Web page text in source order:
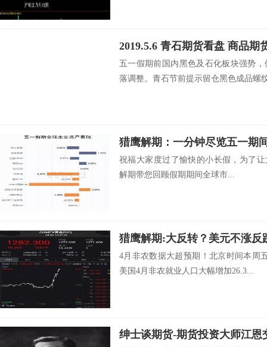
2019.5.6 青石期货看盘 商品期
五一假期前国内黑色及石化板块强势
落调整。青石节前提示留仓黑色成品螺
猎鹰解期：一分钟尽览五一期
祝福大家度过了愉快的小长假，为了
解期带您回顾假期期间全球市...
4月非农数据大超预期！北京时间本周
美国4月非农就业人口大幅增加26.3...